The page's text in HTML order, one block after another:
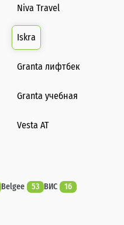
Niva Travel
Iskra
Granta лифтбек
Granta учебная
Vesta AT
Belgee 53 ВИС
16